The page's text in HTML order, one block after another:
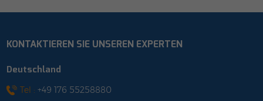
KONTAKTIEREN SIE UNSEREN EXPERTEN
Deutschland
Tel : +49 176 55258880